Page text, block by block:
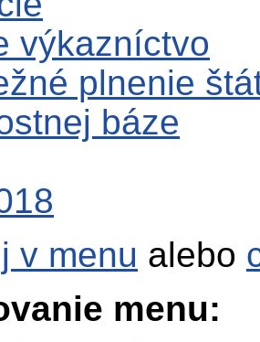
výkazníctvo
plnenie
báze
v menu alebo
menu: